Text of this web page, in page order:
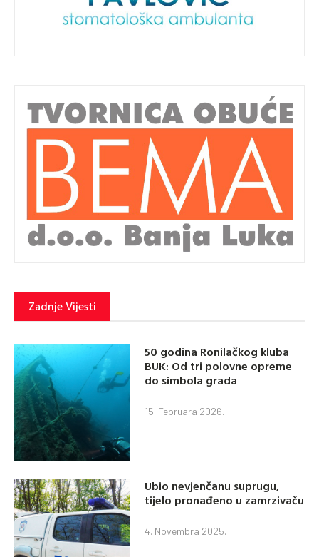
Zadnje Vijesti
50 godina Ronilačkog kluba
BUK: Od tri polovne opreme
do simbola grada
15. Februara 2026.
Ubio nevjenčanu suprugu,
tijelo pronađeno u zamrzivaču
4. Novembra 2025.